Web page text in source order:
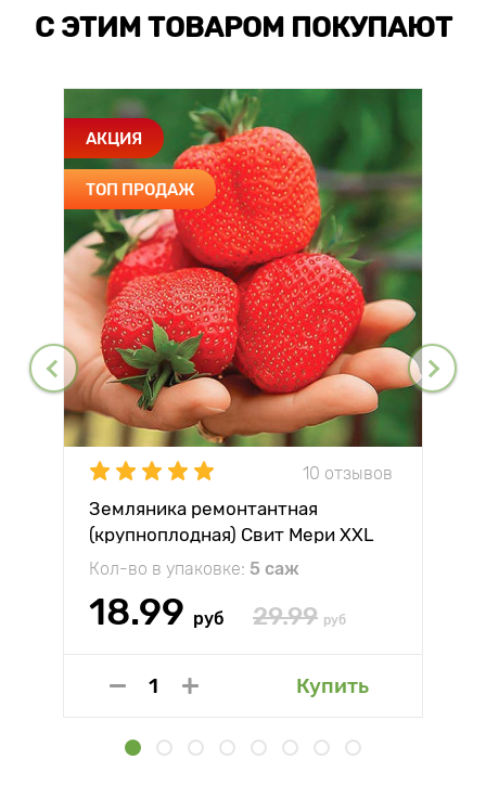
С ЭТИМ ТОВАРОМ ПОКУПАЮТ
АКЦИЯ
ТОП ПРОДАЖ
10 отзывов
Земляника ремонтантная
(крупноплодная) Свит Мери XXL
Кол-во в упаковке: 5 саж
18.99 руб 29.99 руб
Купить